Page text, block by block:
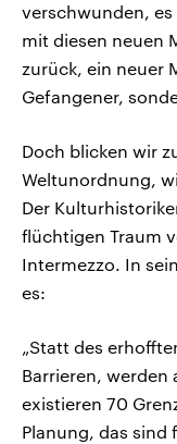
verschwunden,
mit diesen neuen
zurück, ein neuer
Gefangener,
Doch blicken wir
Weltunordnung,
Der
flüchtigen Traum
Intermezzo. In
es:
„Statt des
Barrieren, werden
existieren 70
Planung, das sind